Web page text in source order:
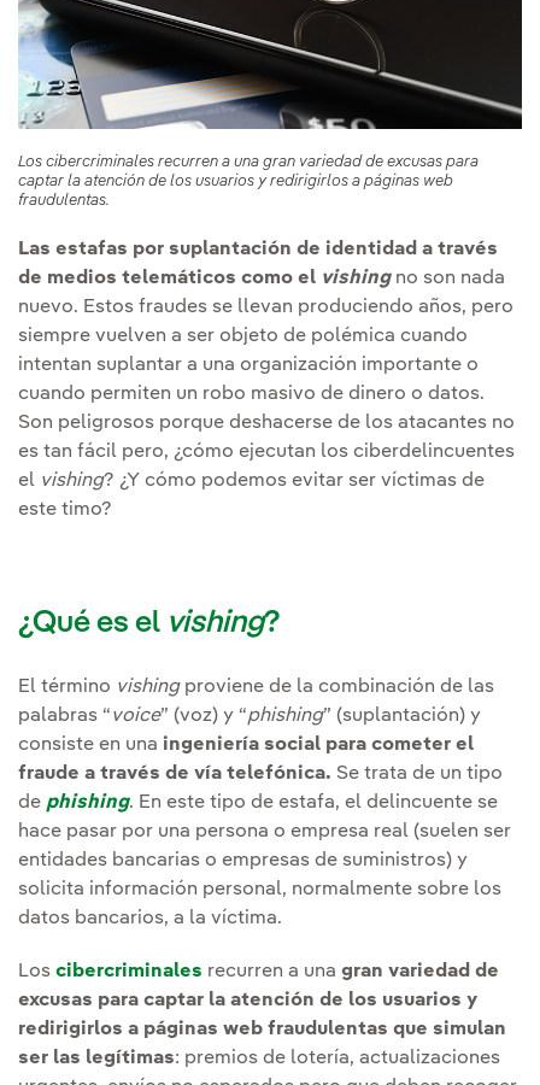
Los cibercriminales recurren a una gran variedad de excusas para
captar la atención de los usuarios y redirigirlos a páginas web
fraudulentas.
Las estafas por suplantación de identidad a través
de medios telemáticos como el vishingno son nada
nuevo. Estos fraudes se llevan produciendo años, pero
siempre vuelven a ser objeto de polémica cuando
intentan suplantar a una organización importante o
cuando permiten un robo masivo de dinero o datos.
Son peligrosos porque deshacerse de los atacantes no
es tan fácil pero, ¿cómo ejecutan los ciberdelincuentes
el vishing? ¿Y cómo podemos evitar ser víctimas de
este timo?
¿Qué es el vishing?
El término vishingproviene de la combinación de las
palabras “voice” (voz) y “phishing” (suplantación) y
consiste en una ingeniería social para cometer el
fraude a través de vía telefónica. Se trata de un tipo
de phishing. En este tipo de estafa, el delincuente se
hace pasar por una persona o empresa real (suelen ser
entidades bancarias o empresas de suministros) y
solicita información personal, normalmente sobre los
datos bancarios, a la víctima.
Los cibercriminales recurren a una gran variedad de
excusas para captar la atención de los usuarios y
redirigirlos a páginas web fraudulentas que simulan
ser las legítimas: premios de lotería, actualizaciones